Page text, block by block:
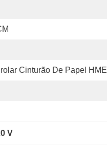
Cinturão De Papel HME
V